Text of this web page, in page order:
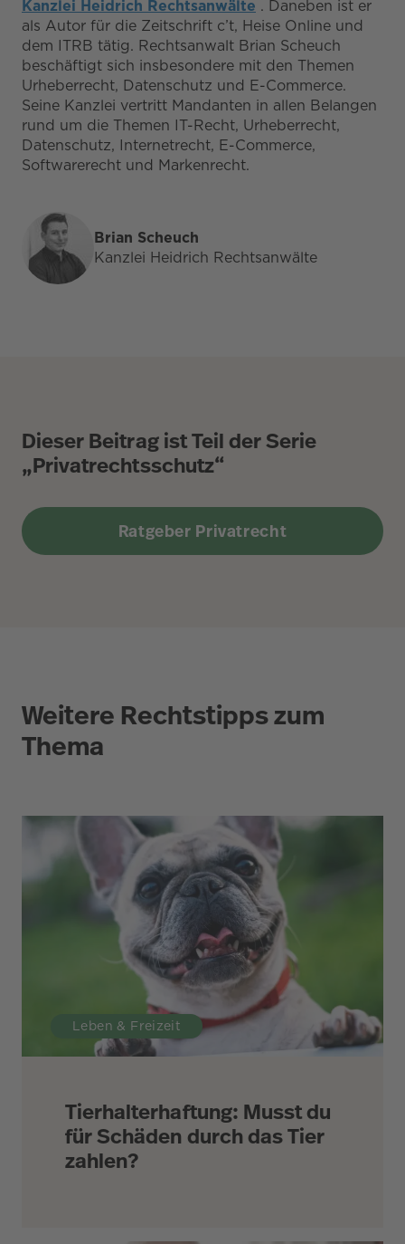
Kanzlei Heidrich Rechtsanwälte . Daneben ist er
als Autor für die Zeitschrift c’t, Heise Online und
dem ITRB tätig. Rechtsanwalt Brian Scheuch
beschäftigt sich insbesondere mit den Themen
Urheberrecht, Datenschutz und E-Commerce.
Seine Kanzlei vertritt Mandanten in allen Belangen
rund um die Themen IT-Recht, Urheberrecht,
Datenschutz, Internetrecht, E-Commerce,
Softwarerecht und Markenrecht.
Brian Scheuch
Kanzlei Heidrich Rechtsanwälte
Dieser Beitrag ist Teil der Serie
„Privatrechtsschutz“
Ratgeber Privatrecht
Weitere Rechtstipps zum
Thema
Leben & Freizeit
Tierhalterhaftung: Musst du
für Schäden durch das Tier
zahlen?